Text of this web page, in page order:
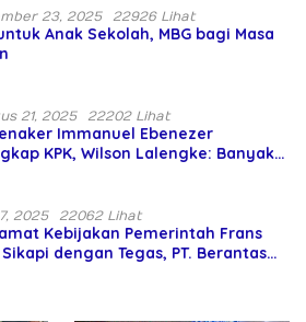
23, 2025 22926 Lihat
Anak Sekolah, MBG bagi Masa
21, 2025 22202 Lihat
Immanuel Ebenezer
KPK, Wilson Lalengke: Banyak
2025 22062 Lihat
Kebijakan Pemerintah Frans
dengan Tegas, PT. Berantas